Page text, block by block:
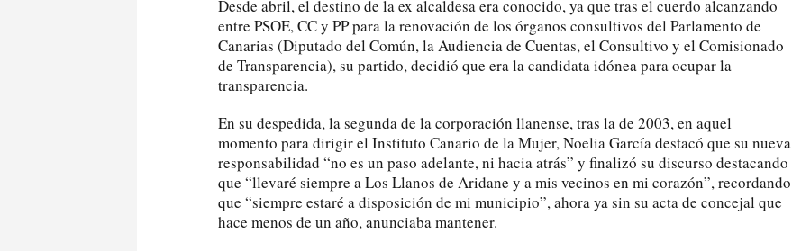
Desde abril, el destino de la ex alcaldesa era conocido, ya que tras el cuerdo alcanzando
entre PSOE, CC y PP para la renovación de los órganos consultivos del Parlamento de
Canarias (Diputado del Común, la Audiencia de Cuentas, el Consultivo y el Comisionado
de Transparencia), su partido, decidió que era la candidata idónea para ocupar la
transparencia.
En su despedida, la segunda de la corporación llanense, tras la de 2003, en aquel
momento para dirigir el Instituto Canario de la Mujer, Noelia García destacó que su nueva
responsabilidad “no es un paso adelante, ni hacia atrás” y finalizó su discurso destacando
que “llevaré siempre a Los Llanos de Aridane y a mis vecinos en mi corazón”, recordando
que “siempre estaré a disposición de mi municipio”, ahora ya sin su acta de concejal que
hace menos de un año, anunciaba mantener.